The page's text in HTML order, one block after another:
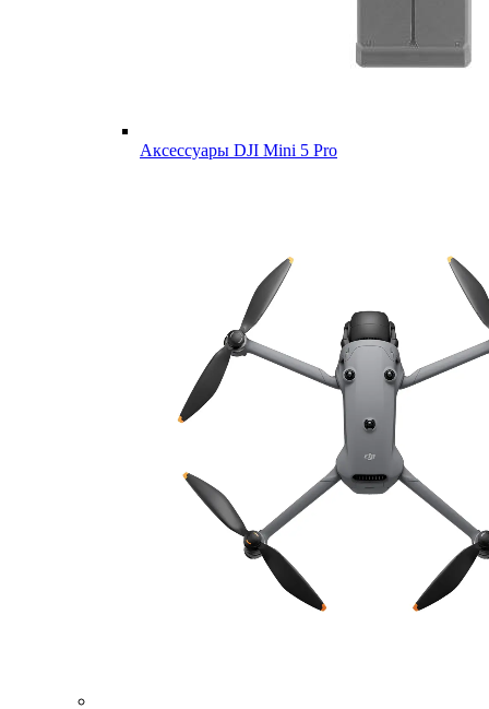
Аксессуары DJI Mini 5 Pro